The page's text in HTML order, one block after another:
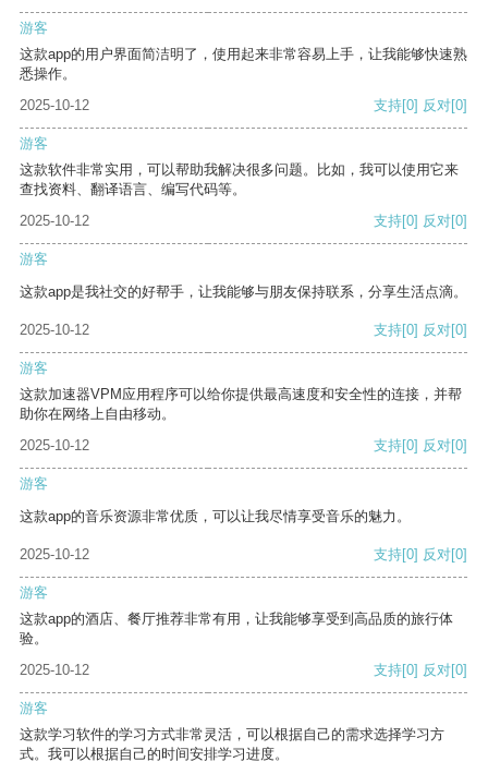
游客
这款app的用户界面简洁明了，使用起来非常容易上手，让我能够快速熟
悉操作。
2025-10-12
支持[0] 反对[0]
游客
这款软件非常实用，可以帮助我解决很多问题。比如，我可以使用它来
查找资料、翻译语言、编写代码等。
2025-10-12
支持[0] 反对[0]
游客
这款app是我社交的好帮手，让我能够与朋友保持联系，分享生活点滴。
2025-10-12 支持[0] 反对[0]
游客
这款加速器VPM应用程序可以给你提供最高速度和安全性的连接，并帮
助你在网络上自由移动。
2025-10-12
支持[0] 反对[0]
游客
这款app的音乐资源非常优质，可以让我尽情享受音乐的魅力。
2025-10-12 支持[0] 反对[0]
游客
这款app的酒店、餐厅推荐非常有用，让我能够享受到高品质的旅行体
验。
2025-10-12
支持[0] 反对[0]
游客
这款学习软件的学习方式非常灵活，可以根据自己的需求选择学习方
式。我可以根据自己的时间安排学习进度。